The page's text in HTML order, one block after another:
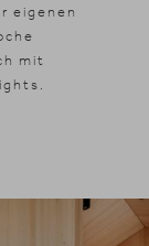
eigenen
mit